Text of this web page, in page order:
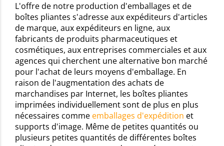
L'offre de notre production d'emballages et de
boîtes pliantes s'adresse aux expéditeurs d'articles
de marque, aux expéditeurs en ligne, aux
fabricants de produits pharmaceutiques et
cosmétiques, aux entreprises commerciales et aux
agences qui cherchent une alternative bon marché
pour l'achat de leurs moyens d'emballage. En
raison de l'augmentation des achats de
marchandises par Internet, les boîtes pliantes
imprimées individuellement sont de plus en plus
nécessaires comme emballages d'expédition et
supports d'image. Même de petites quantités ou
plusieurs petites quantités de différentes boîtes